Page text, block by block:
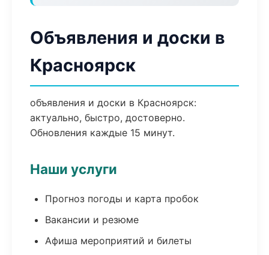
Объявления и доски в
Красноярск
объявления и доски в Красноярск:
актуально, быстро, достоверно.
Обновления каждые 15 минут.
Наши услуги
Прогноз погоды и карта пробок
Вакансии и резюме
Афиша мероприятий и билеты